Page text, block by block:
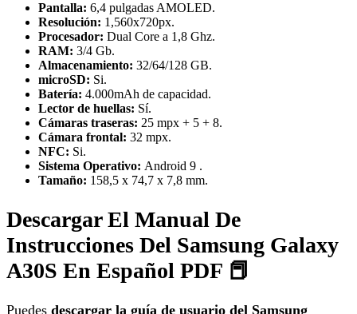
Pantalla: 6,4 pulgadas AMOLED.
Resolución: 1,560x720px.
Procesador: Dual Core a 1,8 Ghz.
RAM: 3/4 Gb.
Almacenamiento: 32/64/128 GB.
microSD: Si.
Batería: 4.000mAh de capacidad.
Lector de huellas: Sí.
Cámaras traseras: 25 mpx + 5 + 8.
Cámara frontal: 32 mpx.
NFC: Si.
Sistema Operativo: Android 9 .
Tamaño: 158,5 x 74,7 x 7,8 mm.
Descargar El Manual De
Instrucciones Del Samsung Galaxy
A30S En Español PDF 📕
Puedes descargar la guía de usuario del Samsung